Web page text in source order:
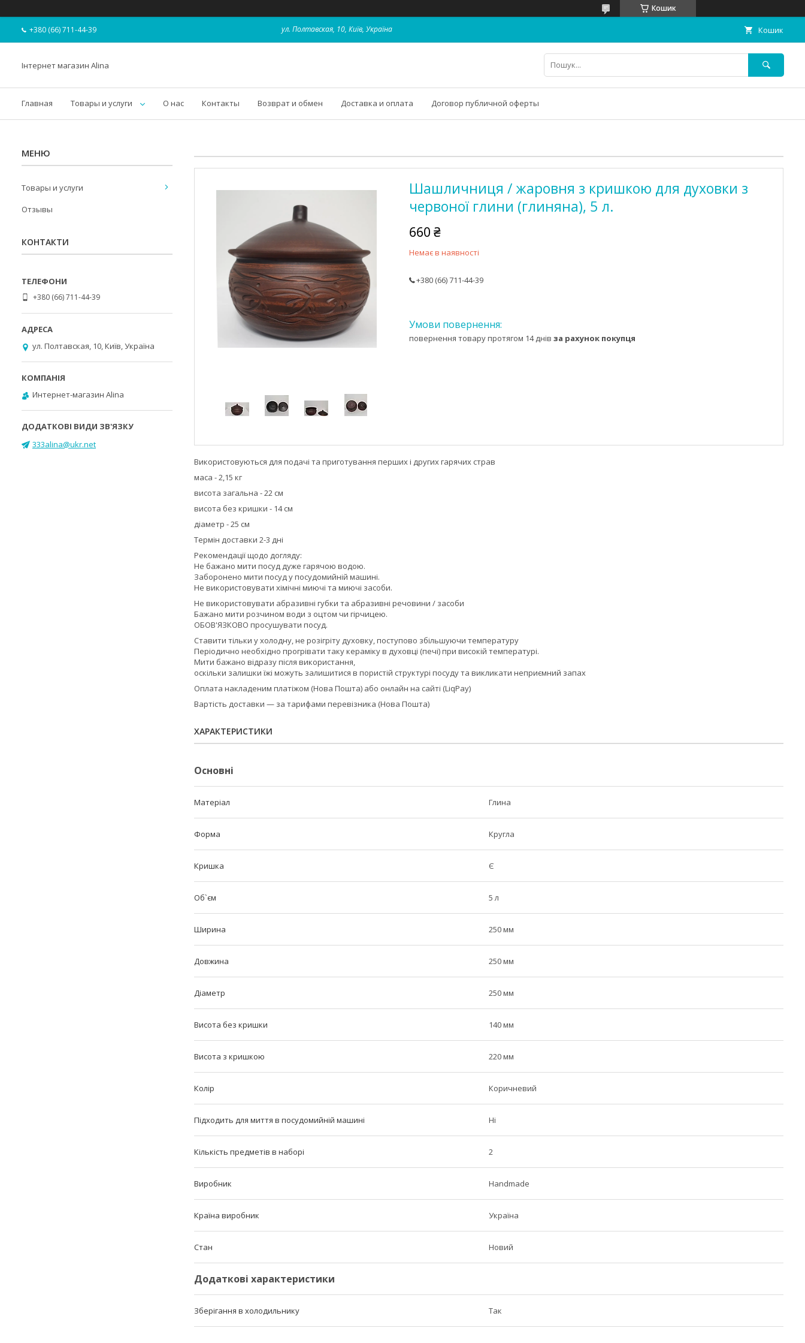
Кошик
+380 (66) 711-44-39 ул. Полтавская, 10, Київ, Україна Кошик
Інтернет магазин Alina
Главная Товары и услуги О нас Контакты Возврат и обмен Доставка и оплата Договор публичной оферты
Шашличниця / жаровня з кришкою для духовки з
червоної глини (глиняна), 5 л.
660 ₴
Немає в наявності
+380 (66) 711-44-39
повернення товару протягом 14 днів за рахунок покупця
Використовуються для подачі та приготування перших і других гарячих страв
маса - 2,15 кг
висота загальна - 22 см
висота без кришки - 14 см
діаметр - 25 см
Термін доставки 2-3 дні
Рекомендації щодо догляду:
Не бажано мити посуд дуже гарячою водою.
Заборонено мити посуд у посудомийній машині.
Не використовувати хімічні миючі та миючі засоби.
Не використовувати абразивні губки та абразивні речовини / засоби
Бажано мити розчином води з оцтом чи гірчицею.
ОБОВ'ЯЗКОВО просушувати посуд.
Ставити тільки у холодну, не розігріту духовку, поступово збільшуючи температуру
Періодично необхідно прогрівати таку кераміку в духовці (печі) при високій температурі.
Мити бажано відразу після використання,
оскільки залишки їжі можуть залишитися в пористій структурі посуду та викликати неприємний запах
Оплата накладеним платіжом (Нова Пошта) або онлайн на сайті (LiqPay)
Вартість доставки — за тарифами перевізника (Нова Пошта)
ХАРАКТЕРИСТИКИ
Основні
Матеріал Глина
Форма Кругла
Кришка Є
Об`єм 5 л
Ширина 250 мм
Довжина 250 мм
Діаметр 250 мм
Висота без кришки 140 мм
Висота з кришкою 220 мм
Колір Коричневий
Підходить для миття в посудомийній машині Ні
Кількість предметів в наборі 2
Виробник Handmade
Країна виробник Україна
Стан Новий
Додаткові характеристики
Зберігання в холодильнику Так
Товары и услуги
Отзывы
КОНТАКТИ
+380 (66) 711-44-39
ул. Полтавская, 10, Київ, Україна
Интернет-магазин Alina
333alina@ukr.net